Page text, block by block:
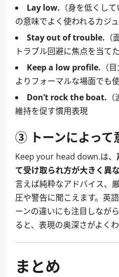
Lay low. （身を低くし
の意味でよく使われるカジ
Stay out of trouble.
トラブル回避に焦点を当て
Keep a low profile. （
よりフォーマルな場面でも
Don’t rock the boat.
維持を促す慣用表現
③ トーンによって
Keep your head down.は、
て受け取られ方が大きく異な
言えば純粋なアドバイス、
圧や警告に聞こえます。英
ーンの違いにも注目しなが
ると、表現の奥深さがよくわ
まとめ